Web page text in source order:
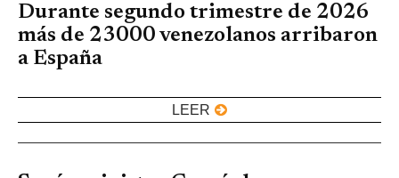
Durante segundo trimestre de 2026
más de 23000 venezolanos arribaron
a España
LEER